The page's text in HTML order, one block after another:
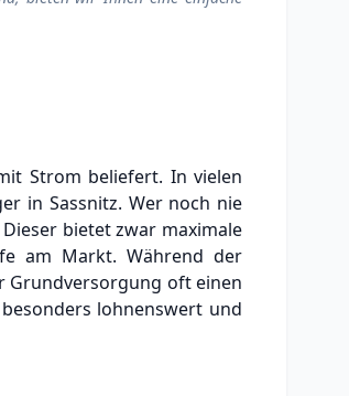
Strom beliefert. In vielen
in Sassnitz. Wer noch nie
bietet zwar maximale
am Markt.Während der
Grundversorgung oft einen
lohnenswert und